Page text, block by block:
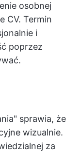
osobnej
CV. Termin
i
poprzez
sprawia, że
wizualnie.
za